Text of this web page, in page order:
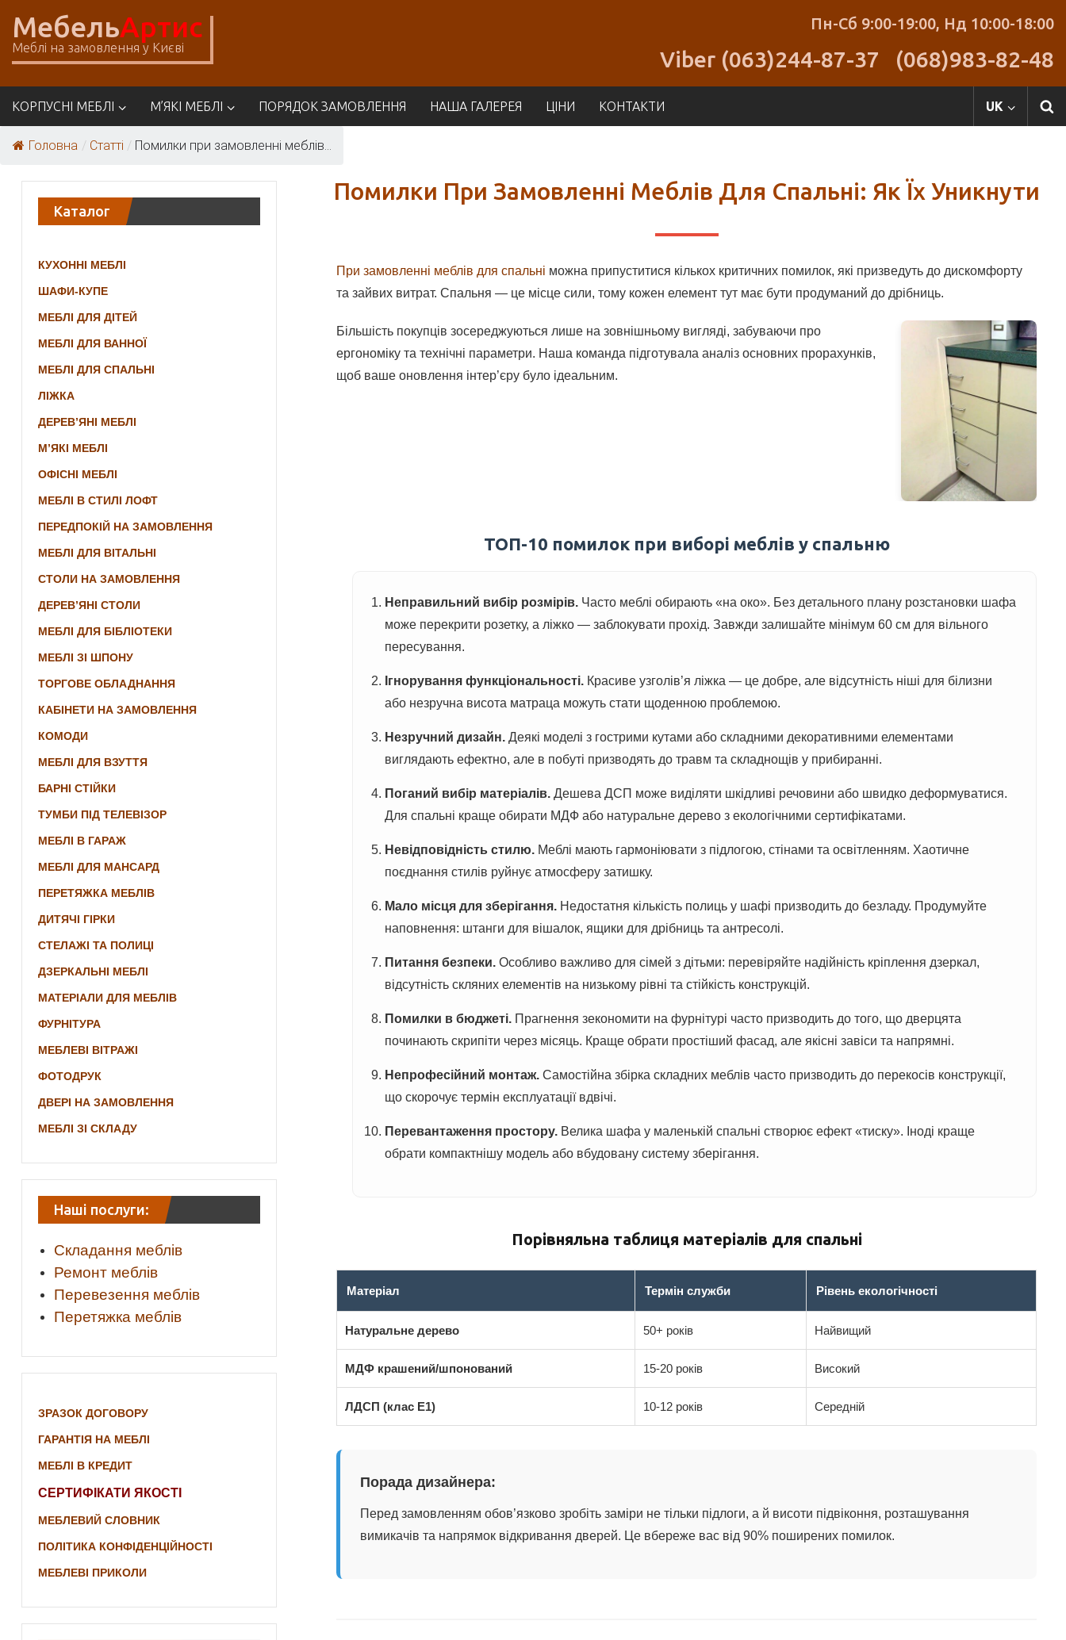
content
МебельАртис
Меблі на замовлення у Києві
Пн-Сб 9:00-19:00, Нд 10:00-18:00
Viber (063)244-87-37 (068)983-82-48
Меблі
Артіс
КОРПУСНІ МЕБЛІ М’ЯКІ МЕБЛІ ПОРЯДОК ЗАМОВЛЕННЯ НАША ГАЛЕРЕЯ ЦІНИ КОНТАКТИ UK
Головна / Статті / Помилки при замовленні меблів...
Помилки При Замовленні Меблів Для Спальні: Як Їх Уникнути
При замовленні меблів для спальні можна припуститися кількох критичних помилок, які призведуть до дискомфорту
та зайвих витрат. Спальня — це місце сили, тому кожен елемент тут має бути продуманий до дрібниць.
Більшість покупців зосереджуються лише на зовнішньому вигляді, забуваючи про
ергономіку та технічні параметри. Наша команда підготувала аналіз основних прорахунків,
щоб ваше оновлення інтер’єру було ідеальним.
ТОП-10 помилок при виборі меблів у спальню
Неправильний вибір розмірів.Часто меблі обирають «на око». Без детального плану розстановки шафа
може перекрити розетку, а ліжко — заблокувати прохід. Завжди залишайте мінімум 60 см для вільного
пересування.
Ігнорування функціональності.Красиве узголів’я ліжка — це добре, але відсутність ніші для білизни
або незручна висота матраца можуть стати щоденною проблемою.
Незручний дизайн.Деякі моделі з гострими кутами або складними декоративними елементами
виглядають ефектно, але в побуті призводять до травм та складнощів у прибиранні.
Поганий вибір матеріалів.Дешева ДСП може виділяти шкідливі речовини або швидко деформуватися.
Для спальні краще обирати МДФ або натуральне дерево з екологічними сертифікатами.
Невідповідність стилю.Меблі мають гармоніювати з підлогою, стінами та освітленням. Хаотичне
поєднання стилів руйнує атмосферу затишку.
Мало місця для зберігання.Недостатня кількість полиць у шафі призводить до безладу. Продумуйте
наповнення: штанги для вішалок, ящики для дрібниць та антресолі.
Питання безпеки.Особливо важливо для сімей з дітьми: перевіряйте надійність кріплення дзеркал,
відсутність скляних елементів на низькому рівні та стійкість конструкцій.
Помилки в бюджеті.Прагнення зекономити на фурнітурі часто призводить до того, що дверцята
починають скрипіти через місяць. Краще обрати простіший фасад, але якісні завіси та напрямні.
Непрофесійний монтаж.Самостійна збірка складних меблів часто призводить до перекосів конструкції,
що скорочує термін експлуатації вдвічі.
Перевантаження простору.Велика шафа у маленькій спальні створює ефект «тиску». Іноді краще
обрати компактнішу модель або вбудовану систему зберігання.
Порівняльна таблиця матеріалів для спальні
Матеріал Термін служби Рівень екологічності
Натуральне дерево 50+ років Найвищий
МДФ крашений/шпонований 15-20 років Високий
ЛДСП (клас Е1) 10-12 років Середній
Порада дизайнера:
Перед замовленням обов’язково зробіть заміри не тільки підлоги, а й висоти підвіконня, розташування
вимикачів та напрямок відкривання дверей. Це вбереже вас від 90% поширених помилок.
Каталог
КУХОННІ МЕБЛІ
ШАФИ-КУПЕ
МЕБЛІ ДЛЯ ДІТЕЙ
МЕБЛІ ДЛЯ ВАННОЇ
МЕБЛІ ДЛЯ СПАЛЬНІ
ЛІЖКА
ДЕРЕВ’ЯНІ МЕБЛІ
М’ЯКІ МЕБЛІ
ОФІСНІ МЕБЛІ
МЕБЛІ В СТИЛІ ЛОФТ
ПЕРЕДПОКІЙ НА ЗАМОВЛЕННЯ
МЕБЛІ ДЛЯ ВІТАЛЬНІ
СТОЛИ НА ЗАМОВЛЕННЯ
ДЕРЕВ’ЯНІ СТОЛИ
МЕБЛІ ДЛЯ БІБЛІОТЕКИ
МЕБЛІ ЗІ ШПОНУ
ТОРГОВЕ ОБЛАДНАННЯ
КАБІНЕТИ НА ЗАМОВЛЕННЯ
КОМОДИ
МЕБЛІ ДЛЯ ВЗУТТЯ
БАРНІ СТІЙКИ
ТУМБИ ПІД ТЕЛЕВІЗОР
МЕБЛІ В ГАРАЖ
МЕБЛІ ДЛЯ МАНСАРД
ПЕРЕТЯЖКА МЕБЛІВ
ДИТЯЧІ ГІРКИ
СТЕЛАЖІ ТА ПОЛИЦІ
ДЗЕРКАЛЬНІ МЕБЛІ
МАТЕРІАЛИ ДЛЯ МЕБЛІВ
ФУРНІТУРА
МЕБЛЕВІ ВІТРАЖІ
ФОТОДРУК
ДВЕРІ НА ЗАМОВЛЕННЯ
МЕБЛІ ЗІ СКЛАДУ
Наші послуги:
Складання меблів
Ремонт меблів
Перевезення меблів
Перетяжка меблів
ЗРАЗОК ДОГОВОРУ
ГАРАНТІЯ НА МЕБЛІ
МЕБЛІ В КРЕДИТ
СЕРТИФІКАТИ ЯКОСТІ
МЕБЛЕВИЙ СЛОВНИК
ПОЛІТИКА КОНФІДЕНЦІЙНОСТІ
МЕБЛЕВІ ПРИКОЛИ